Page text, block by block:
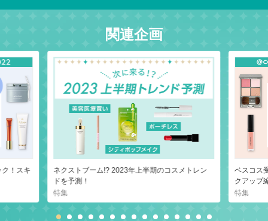
関連企画
！スキ
ネクストブーム!? 2023年上半期のコスメトレン
ドを予測！
特集
ベスコス
クアップ
特集